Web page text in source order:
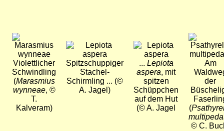
Bild
Violettlicher
Schwindling
(Marasmius
wynneae, ©
T.
Kalveram)
Bild
Spitzschuppiger
Stachel-
Schirmling ... (©
A. Jagel)
Bild
... Lepiota
aspera, mit
spitzen
Schüppchen
auf dem Hut
(© A. Jagel
Bild
Am
der
(
© C.